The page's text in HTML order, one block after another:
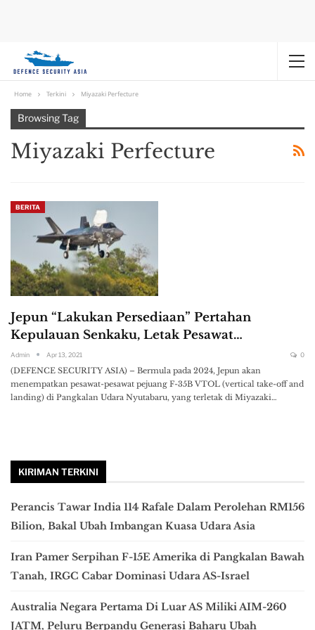
Home Terkini Miyazaki Perfecture
Browsing Tag
Miyazaki Perfecture
BERITA
Jepun “Lakukan Persediaan” Pertahan
Kepulauan Senkaku, Letak Pesawat…
Admin Apr 13, 2021 0
(DEFENCE SECURITY ASIA) – Bermula pada 2024, Jepun akan
menempatkan pesawat-pesawat pejuang F-35B VTOL (vertical take-off and
landing) di Pangkalan Udara Nyutabaru, yang terletak di Miyazaki…
KIRIMAN TERKINI
Perancis Tawar India 114 Rafale Dalam Perolehan RM156
Bilion, Bakal Ubah Imbangan Kuasa Udara Asia
Iran Pamer Serpihan F-15E Amerika di Pangkalan Bawah
Tanah, IRGC Cabar Dominasi Udara AS-Israel
Australia Negara Pertama Di Luar AS Miliki AIM-260
JATM, Peluru Berpandu Generasi Baharu Ubah